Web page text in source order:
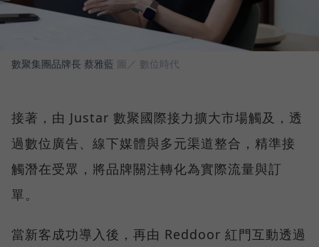
數聚集團品牌長 蔡雅藍 圖／ 數位時代
接著，由 Justar 數聚國際接力擴大市場觸及，透
過數位廣告、線下媒體與多元渠道整合，精準接
觸潛在受眾，將品牌關注轉化為實際流量與訂
單。
當新客成功導入後，再由 Reddoor 紅門互動透過